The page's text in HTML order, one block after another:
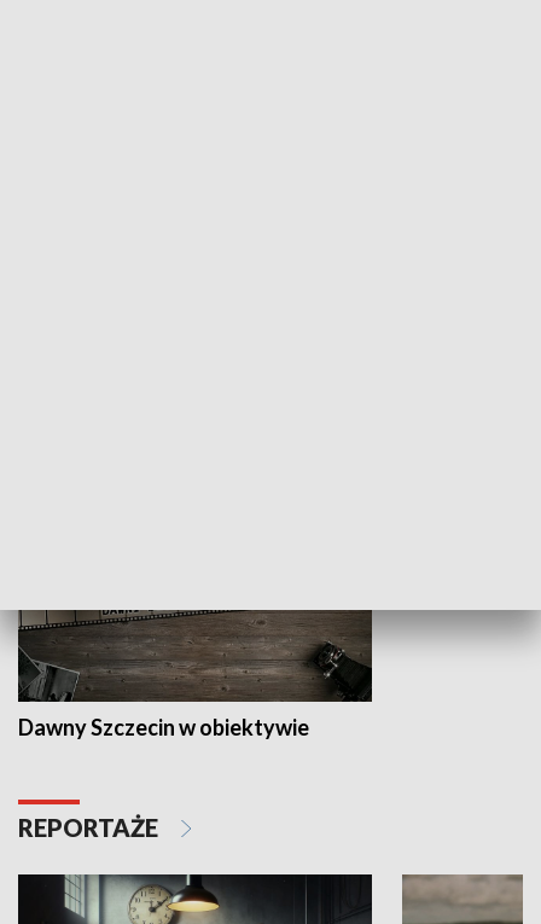
Dawny Szczecin w obiektywie
REPORTAŻE